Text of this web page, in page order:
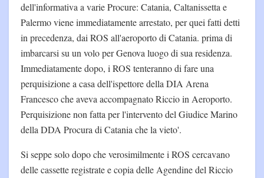
dell'informativa a varie Procure: Catania, Caltanissetta e
Palermo viene immediatamente arrestato, per quei fatti detti
in precedenza, dai ROS all'aeroporto di Catania. prima di
imbarcarsi su un volo per Genova luogo di sua residenza.
Immediatamente dopo, i ROS tenteranno di fare una
perquisizione a casa dell'ispettore della DIA Arena
Francesco che aveva accompagnato Riccio in Aeroporto.
Perquisizione non fatta per l'intervento del Giudice Marino
della DDA Procura di Catania che la vieto'.
Si seppe solo dopo che verosimilmente i ROS cercavano
delle cassette registrate e copia delle Agendine del Riccio